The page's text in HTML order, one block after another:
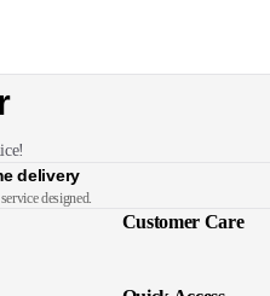
delivery
designed.
Customer Care